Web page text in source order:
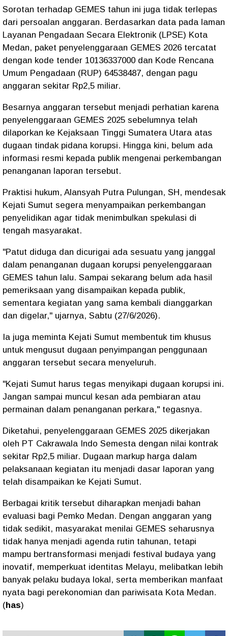
Sorotan terhadap GEMES tahun ini juga tidak terlepas
dari persoalan anggaran. Berdasarkan data pada laman
Layanan Pengadaan Secara Elektronik (LPSE) Kota
Medan, paket penyelenggaraan GEMES 2026 tercatat
dengan kode tender 10136337000 dan Kode Rencana
Umum Pengadaan (RUP) 64538487, dengan pagu
anggaran sekitar Rp2,5 miliar.
Besarnya anggaran tersebut menjadi perhatian karena
penyelenggaraan GEMES 2025 sebelumnya telah
dilaporkan ke Kejaksaan Tinggi Sumatera Utara atas
dugaan tindak pidana korupsi. Hingga kini, belum ada
informasi resmi kepada publik mengenai perkembangan
penanganan laporan tersebut.
Praktisi hukum, Alansyah Putra Pulungan, SH, mendesak
Kejati Sumut segera menyampaikan perkembangan
penyelidikan agar tidak menimbulkan spekulasi di
tengah masyarakat.
"Patut diduga dan dicurigai ada sesuatu yang janggal
dalam penanganan dugaan korupsi penyelenggaraan
GEMES tahun lalu. Sampai sekarang belum ada hasil
pemeriksaan yang disampaikan kepada publik,
sementara kegiatan yang sama kembali dianggarkan
dan digelar," ujarnya, Sabtu (27/6/2026).
Ia juga meminta Kejati Sumut membentuk tim khusus
untuk mengusut dugaan penyimpangan penggunaan
anggaran tersebut secara menyeluruh.
"Kejati Sumut harus tegas menyikapi dugaan korupsi ini.
Jangan sampai muncul kesan ada pembiaran atau
permainan dalam penanganan perkara," tegasnya.
Diketahui, penyelenggaraan GEMES 2025 dikerjakan
oleh PT Cakrawala Indo Semesta dengan nilai kontrak
sekitar Rp2,5 miliar. Dugaan markup harga dalam
pelaksanaan kegiatan itu menjadi dasar laporan yang
telah disampaikan ke Kejati Sumut.
Berbagai kritik tersebut diharapkan menjadi bahan
evaluasi bagi Pemko Medan. Dengan anggaran yang
tidak sedikit, masyarakat menilai GEMES seharusnya
tidak hanya menjadi agenda rutin tahunan, tetapi
mampu bertransformasi menjadi festival budaya yang
inovatif, memperkuat identitas Melayu, melibatkan lebih
banyak pelaku budaya lokal, serta memberikan manfaat
nyata bagi perekonomian dan pariwisata Kota Medan.
(has)